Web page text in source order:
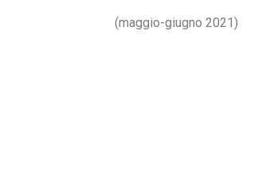
(maggio-giugno 2021)